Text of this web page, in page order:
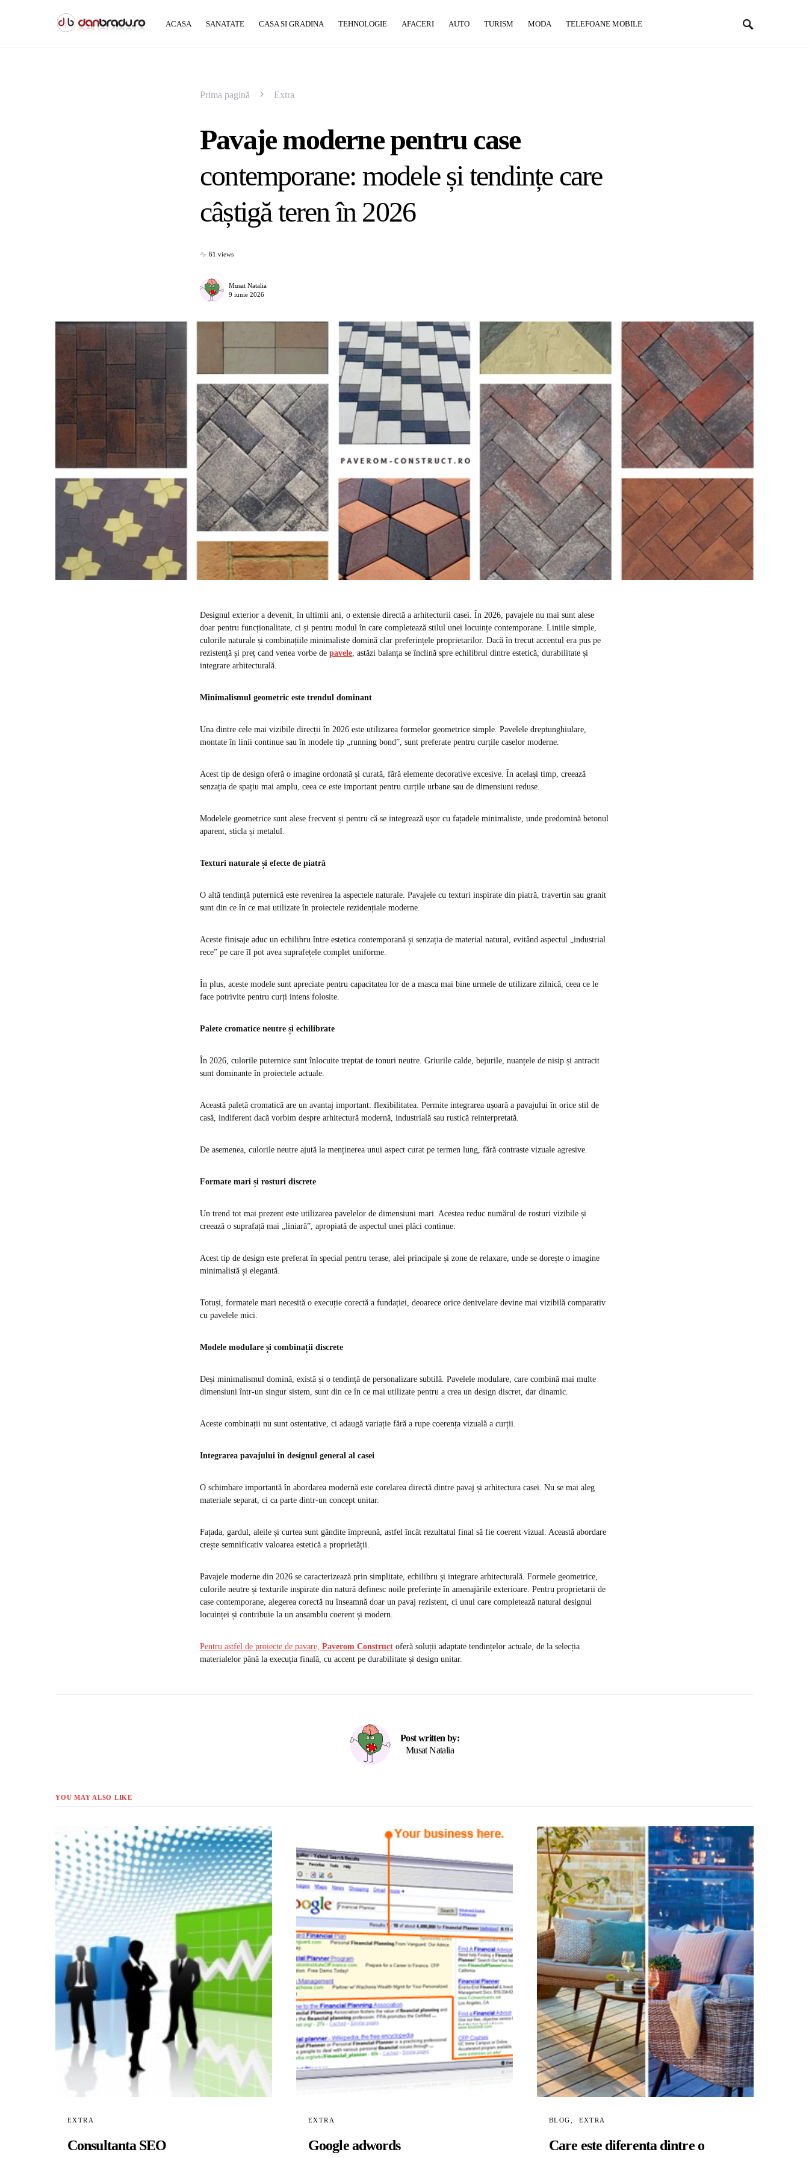
ACASA SANATATE CASA SI GRADINA TEHNOLOGIE AFACERI AUTO TURISM MODA TELEFOANE MOBILE
Prima pagină Extra
Pavaje moderne pentru case
contemporane: modele și tendințe care
câștigă teren în 2026
61 views
Musat Natalia
9 iunie 2026
Designul exterior a devenit, în ultimii ani, o extensie directă a arhitecturii casei. În 2026, pavajele nu mai sunt alese
doar pentru funcționalitate, ci și pentru modul în care completează stilul unei locuințe contemporane. Liniile simple,
culorile naturale și combinațiile minimaliste domină clar preferințele proprietarilor. Dacă în trecut accentul era pus pe
rezistență și preț cand venea vorbe de pavele, astăzi balanța se înclină spre echilibrul dintre estetică, durabilitate și
integrare arhitecturală.
Minimalismul geometric este trendul dominant
Una dintre cele mai vizibile direcții în 2026 este utilizarea formelor geometrice simple. Pavelele dreptunghiulare,
montate în linii continue sau în modele tip „running bond”, sunt preferate pentru curțile caselor moderne.
Acest tip de design oferă o imagine ordonată și curată, fără elemente decorative excesive. În același timp, creează
senzația de spațiu mai amplu, ceea ce este important pentru curțile urbane sau de dimensiuni reduse.
Modelele geometrice sunt alese frecvent și pentru că se integrează ușor cu fațadele minimaliste, unde predomină betonul
aparent, sticla și metalul.
Texturi naturale și efecte de piatră
O altă tendință puternică este revenirea la aspectele naturale. Pavajele cu texturi inspirate din piatră, travertin sau granit
sunt din ce în ce mai utilizate în proiectele rezidențiale moderne.
Aceste finisaje aduc un echilibru între estetica contemporană și senzația de material natural, evitând aspectul „industrial
rece” pe care îl pot avea suprafețele complet uniforme.
În plus, aceste modele sunt apreciate pentru capacitatea lor de a masca mai bine urmele de utilizare zilnică, ceea ce le
face potrivite pentru curți intens folosite.
Palete cromatice neutre și echilibrate
În 2026, culorile puternice sunt înlocuite treptat de tonuri neutre. Griurile calde, bejurile, nuanțele de nisip și antracit
sunt dominante în proiectele actuale.
Această paletă cromatică are un avantaj important: flexibilitatea. Permite integrarea ușoară a pavajului în orice stil de
casă, indiferent dacă vorbim despre arhitectură modernă, industrială sau rustică reinterpretată.
De asemenea, culorile neutre ajută la menținerea unui aspect curat pe termen lung, fără contraste vizuale agresive.
Formate mari și rosturi discrete
Un trend tot mai prezent este utilizarea pavelelor de dimensiuni mari. Acestea reduc numărul de rosturi vizibile și
creează o suprafață mai „liniară”, apropiată de aspectul unei plăci continue.
Acest tip de design este preferat în special pentru terase, alei principale și zone de relaxare, unde se dorește o imagine
minimalistă și elegantă.
Totuși, formatele mari necesită o execuție corectă a fundației, deoarece orice denivelare devine mai vizibilă comparativ
cu pavelele mici.
Modele modulare și combinații discrete
Deși minimalismul domină, există și o tendință de personalizare subtilă. Pavelele modulare, care combină mai multe
dimensiuni într-un singur sistem, sunt din ce în ce mai utilizate pentru a crea un design discret, dar dinamic.
Aceste combinații nu sunt ostentative, ci adaugă variație fără a rupe coerența vizuală a curții.
Integrarea pavajului în designul general al casei
O schimbare importantă în abordarea modernă este corelarea directă dintre pavaj și arhitectura casei. Nu se mai aleg
materiale separat, ci ca parte dintr-un concept unitar.
Fațada, gardul, aleile și curtea sunt gândite împreună, astfel încât rezultatul final să fie coerent vizual. Această abordare
crește semnificativ valoarea estetică a proprietății.
Pavajele moderne din 2026 se caracterizează prin simplitate, echilibru și integrare arhitecturală. Formele geometrice,
culorile neutre și texturile inspirate din natură definesc noile preferințe în amenajările exterioare. Pentru proprietarii de
case contemporane, alegerea corectă nu înseamnă doar un pavaj rezistent, ci unul care completează natural designul
locuinței și contribuie la un ansamblu coerent și modern.
Pentru astfel de proiecte de pavare, Paverom Construct oferă soluții adaptate tendințelor actuale, de la selecția
materialelor până la execuția finală, cu accent pe durabilitate și design unitar.
Post written by:
Musat Natalia
YOU MAY ALSO LIKE
EXTRA
Consultanta SEO
EXTRA
Google adwords
BLOG EXTRA
Care este diferenta dintre o